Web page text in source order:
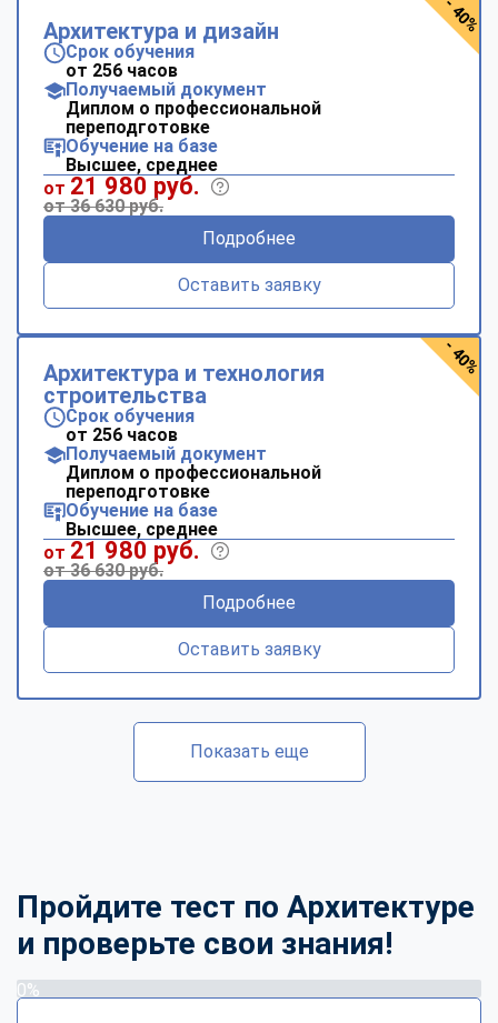
Архитектура и дизайн
Срок обучения
от 256 часов
Получаемый документ
Диплом о профессиональной
переподготовке
Обучение на базе
Высшее, среднее
от 21 980 руб.
от 36 630 руб.
Подробнее
Оставить заявку
- 40%
Архитектура и технология
строительства
Срок обучения
от 256 часов
Получаемый документ
Диплом о профессиональной
переподготовке
Обучение на базе
Высшее, среднее
от 21 980 руб.
от 36 630 руб.
Подробнее
Оставить заявку
- 40%
Показать еще
Пройдите тест по Архитектуре
и проверьте свои знания!
0%